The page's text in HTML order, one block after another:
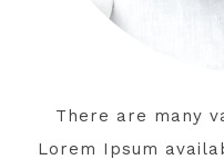
There are many
Lorem Ipsum